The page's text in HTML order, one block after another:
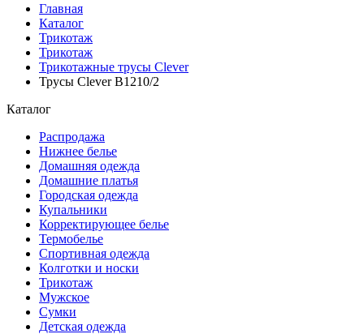
Главная
Каталог
Трикотаж
Трикотаж
Трикотажные трусы Clever
Трусы Clever B1210/2
Каталог
Распродажа
Нижнее белье
Домашняя одежда
Домашние платья
Городская одежда
Купальники
Корректирующее белье
Термобелье
Спортивная одежда
Колготки и носки
Трикотаж
Мужское
Сумки
Детская одежда